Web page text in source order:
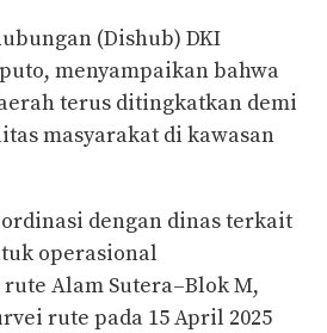
(Dishub) DKI
menyampaikan bahwa
terus ditingkatkan demi
masyarakat di kawasan
dengan dinas terkait
operasional
Alam Sutera–Blok M,
rute pada 15 April 2025